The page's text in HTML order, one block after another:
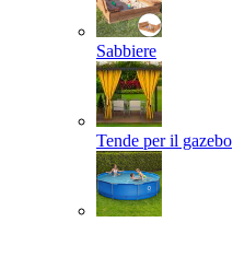
Sabbiere
Tende per il gazebo